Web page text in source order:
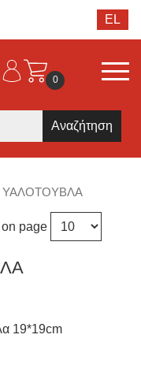
EL
0
ΥΑΛΌΤΟΥΒΛΑ
page
19*19cm